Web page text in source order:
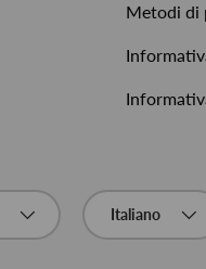
Metodi di
Lingua
Italiano